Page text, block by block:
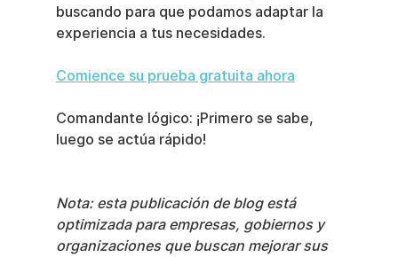
buscando para que podamos adaptar la
experiencia a tus necesidades.
Comience su prueba gratuita ahora
Comandante lógico: ¡Primero se sabe,
luego se actúa rápido!
Nota: esta publicación de blog está
optimizada para empresas, gobiernos y
organizaciones que buscan mejorar sus